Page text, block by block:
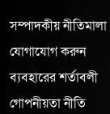
সম্পাদকীয় নীতিমালা
যোগাযোগ করুন
ব্যবহারের শর্তাবলী
গোপনীয়তা নীতি